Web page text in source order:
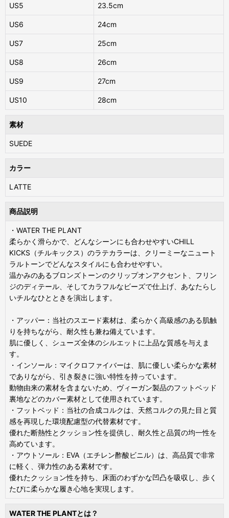
US5 23.5cm
US6 24cm
US7 25cm
US8 26cm
US9 27cm
US10 28cm
素材
SUEDE
カラー
LATTE
商品説明
・WATER THE PLANT
柔らかく滑らかで、どんなシーンにも合わせやすいCHILL
KICKS（チルキックス）のラテカラーは、クリーミーなニュート
ラルトーンでどんなスタイルにも合わせやすい。
温かみのあるブロンズトーンのクリップオンアクセント、フリン
ジのディテール、そしてカラフルなビーズで仕上げ、あなたらし
いチルなひとときを演出します。
・アッパー：当社のスエード素材は、柔らかく高級感のある肌触
りを持ちながら、耐久性も兼ね備えています。
肌に優しく、シューズ全体のシルエットに上品な質感を与えま
す。
・インソール：マイクロファイバーは、肌に優しい柔らかな素材
でありながら、引き裂きに強い特性を持っています。
動物由来の素材を含まないため、ヴィーガン製品のフットベッド
裏地などのカバー素材として使用されています。
・フットベッド：当社の合成コルクは、天然コルクの見た目と質
感を再現した環境配慮型の代替素材です。
優れた断熱性とクッション性を提供し、耐久性と品質の均一性を
高めています。
・アウトソール：EVA（エチレン酢酸ビニル）は、高品質で非常
に軽く、弾力性のある素材です。
優れたクッション性を持ち、床面のわずかな凹凸を吸収し、歩く
たびに柔らかな履き心地を実現します。
WATER THE PLANTとは？